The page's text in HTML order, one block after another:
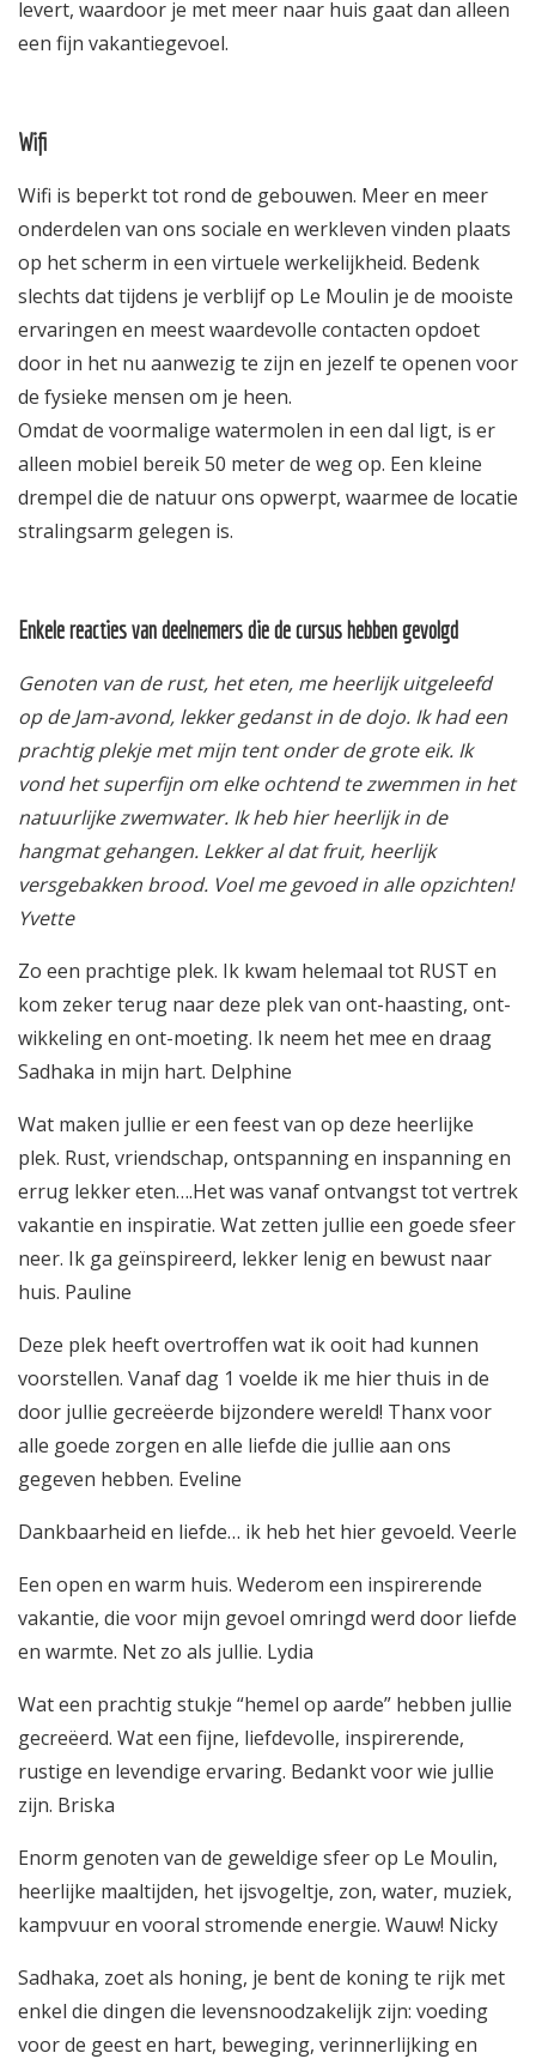
levert, waardoor je met meer naar huis gaat dan alleen
een fijn vakantiegevoel.
Wifi
Wifi is beperkt tot rond de gebouwen. Meer en meer
onderdelen van ons sociale en werkleven vinden plaats
op het scherm in een virtuele werkelijkheid. Bedenk
slechts dat tijdens je verblijf op Le Moulin je de mooiste
ervaringen en meest waardevolle contacten opdoet
door in het nu aanwezig te zijn en jezelf te openen voor
de fysieke mensen om je heen.
Omdat de voormalige watermolen in een dal ligt, is er
alleen mobiel bereik 50 meter de weg op. Een kleine
drempel die de natuur ons opwerpt, waarmee de locatie
stralingsarm gelegen is.
Enkele reacties van deelnemers die de cursus hebben gevolgd
Genoten van de rust, het eten, me heerlijk uitgeleefd
op de Jam-avond, lekker gedanst in de dojo. Ik had een
prachtig plekje met mijn tent onder de grote eik. Ik
vond het superfijn om elke ochtend te zwemmen in het
natuurlijke zwemwater. Ik heb hier heerlijk in de
hangmat gehangen. Lekker al dat fruit, heerlijk
versgebakken brood. Voel me gevoed in alle opzichten!
Yvette
Zo een prachtige plek. Ik kwam helemaal tot RUST en
kom zeker terug naar deze plek van ont-haasting, ont-
wikkeling en ont-moeting. Ik neem het mee en draag
Sadhaka in mijn hart. Delphine
Wat maken jullie er een feest van op deze heerlijke
plek. Rust, vriendschap, ontspanning en inspanning en
errug lekker eten….Het was vanaf ontvangst tot vertrek
vakantie en inspiratie. Wat zetten jullie een goede sfeer
neer. Ik ga geïnspireerd, lekker lenig en bewust naar
huis. Pauline
Deze plek heeft overtroffen wat ik ooit had kunnen
voorstellen. Vanaf dag 1 voelde ik me hier thuis in de
door jullie gecreëerde bijzondere wereld! Thanx voor
alle goede zorgen en alle liefde die jullie aan ons
gegeven hebben. Eveline
Dankbaarheid en liefde… ik heb het hier gevoeld. Veerle
Een open en warm huis. Wederom een inspirerende
vakantie, die voor mijn gevoel omringd werd door liefde
en warmte. Net zo als jullie. Lydia
Wat een prachtig stukje “hemel op aarde” hebben jullie
gecreëerd. Wat een fijne, liefdevolle, inspirerende,
rustige en levendige ervaring. Bedankt voor wie jullie
zijn. Briska
Enorm genoten van de geweldige sfeer op Le Moulin,
heerlijke maaltijden, het ijsvogeltje, zon, water, muziek,
kampvuur en vooral stromende energie. Wauw! Nicky
Sadhaka, zoet als honing, je bent de koning te rijk met
enkel die dingen die levensnoodzakelijk zijn: voeding
voor de geest en hart, beweging, verinnerlijking en